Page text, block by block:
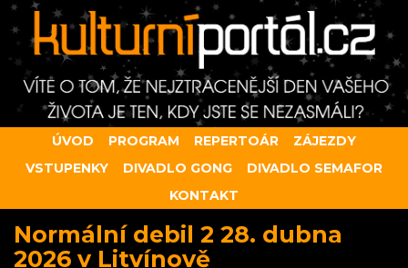
ÚVOD PROGRAM REPERTOÁR
ZÁJEZDY
VSTUPENKY
DIVADLO GONG
DIVADLO SEMAFOR
KONTAKT
Normální debil 2 28. dubna
2026 v Litvínově